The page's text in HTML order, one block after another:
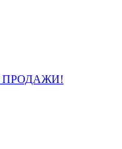
ПРОДАЖИ!